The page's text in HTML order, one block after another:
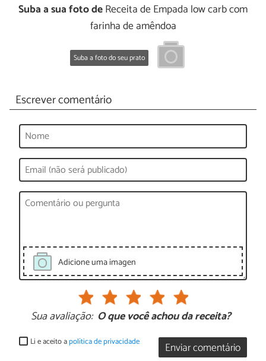
Suba a sua foto deReceita de Empada low carb com
farinha de amêndoa
Suba a foto do seu prato
Escrever comentário
Adicione uma imagen
Sua avaliação: O que você achou da receita?
Enviar comentário
Li e aceito apolítica de privacidade